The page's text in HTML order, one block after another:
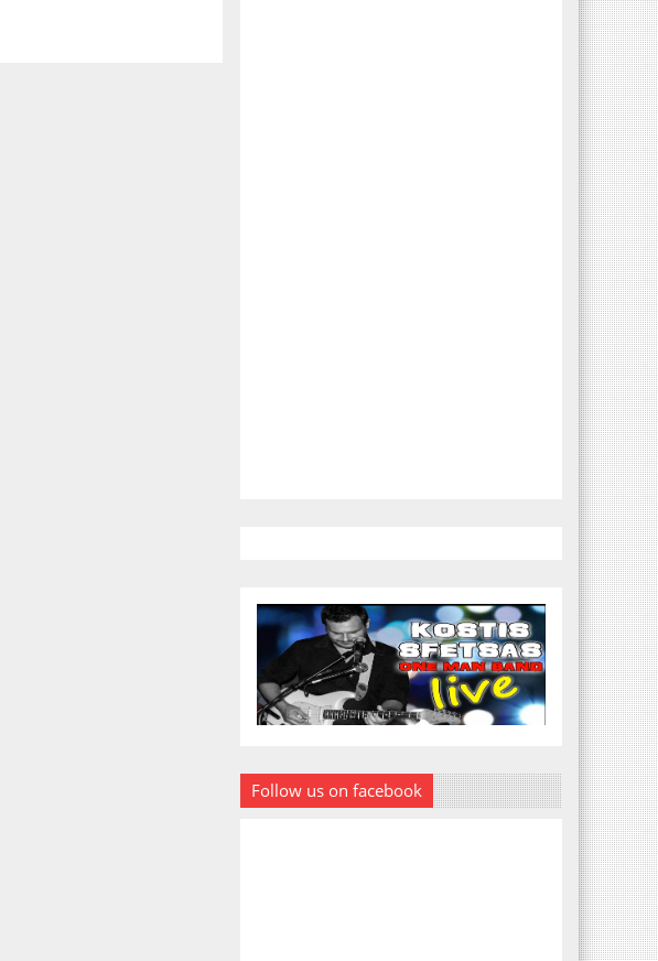
Follow us on facebook